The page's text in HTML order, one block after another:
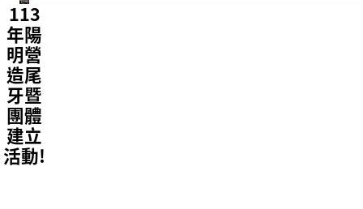
113
年陽
明營
造尾
牙暨
團體
建立
活動!